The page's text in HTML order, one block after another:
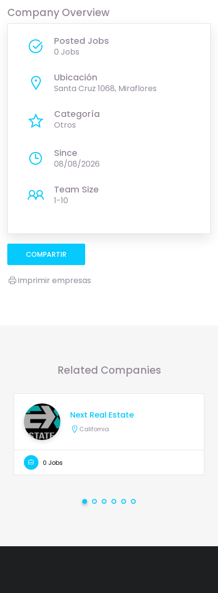
Company Overview
Posted Jobs
0 Jobs
Ubicación
Santa Cruz 1068, Miraflores
Categoría
Otros
Since
08/08/2026
Team Size
1-10
COMPARTIR
Imprimir empresas
Related Companies
Next Real Estate
California
0 Jobs